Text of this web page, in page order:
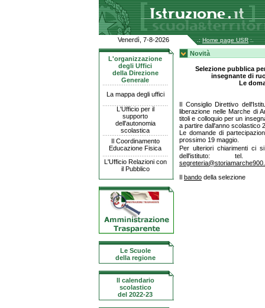
Venerdì, 7-8-2026 .: Home page USR :.
L'organizzazione
degli Uffici
della Direzione
Generale
La mappa degli uffici
L'Ufficio per il
supporto
dell'autonomia
scolastica
Il Coordinamento
Educazione Fisica
L'Ufficio Relazioni con
il Pubblico
Le Scuole
della regione
Il calendario
scolastico
del 2022-23
Novità
Selezione pubblica
insegnante di
Le
Il Consiglio Direttivo
liberazione nelle Marche di
titoli e colloquio per un
a partire dall'anno scolastico
Le domande di
prossimo 19 maggio.
Per ulteriori chiarimenti ci
dell'istituto: tel.
Il bando della selezione